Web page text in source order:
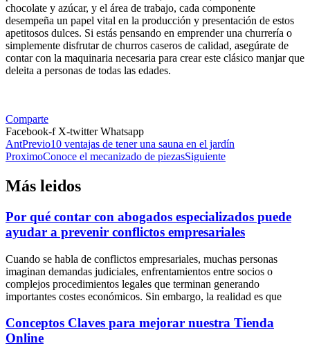
chocolate y azúcar, y el área de trabajo, cada componente
desempeña un papel vital en la producción y presentación de estos
apetitosos dulces. Si estás pensando en emprender una churrería o
simplemente disfrutar de churros caseros de calidad, asegúrate de
contar con la maquinaria necesaria para crear este clásico manjar que
deleita a personas de todas las edades.
Comparte
Facebook-f X-twitter Whatsapp
AntPrevio10 ventajas de tener una sauna en el jardín
ProximoConoce el mecanizado de piezasSiguiente
Más leidos
Por qué contar con abogados especializados puede
ayudar a prevenir conflictos empresariales
Cuando se habla de conflictos empresariales, muchas personas
imaginan demandas judiciales, enfrentamientos entre socios o
complejos procedimientos legales que terminan generando
importantes costes económicos. Sin embargo, la realidad es que
Conceptos Claves para mejorar nuestra Tienda
Online